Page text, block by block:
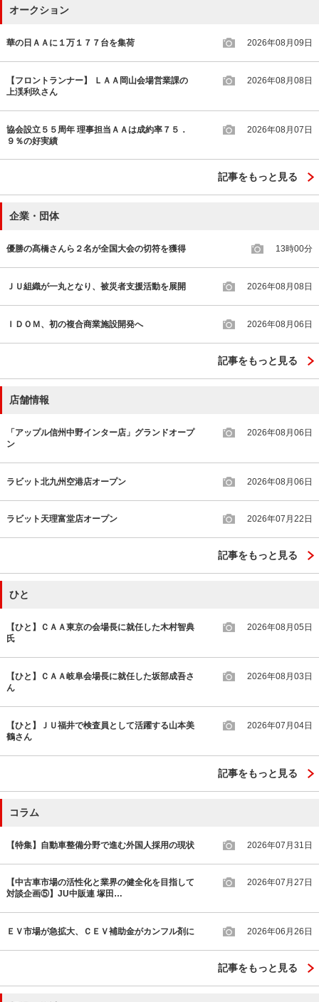
オークション
華の日ＡＡに１万１７７台を集荷 2026年08月09日
【フロントランナー】 ＬＡＡ岡山会場営業課の
上渓利玖さん
2026年08月08日
協会設立５５周年 理事担当ＡＡは成約率７５．
９％の好実績
2026年08月07日
記事をもっと見る
企業・団体
優勝の髙橋さんら２名が全国大会の切符を獲得 13時00分
ＪＵ組織が一丸となり、被災者支援活動を展開 2026年08月08日
ＩＤＯＭ、初の複合商業施設開発へ 2026年08月06日
記事をもっと見る
店舗情報
「アップル信州中野インター店」グランドオープ
ン
2026年08月06日
ラビット北九州空港店オープン 2026年08月06日
ラビット天理富堂店オープン 2026年07月22日
記事をもっと見る
ひと
【ひと】ＣＡＡ東京の会場長に就任した木村智典
氏
2026年08月05日
【ひと】ＣＡＡ岐阜会場長に就任した坂部成吾さ
ん
2026年08月03日
【ひと】ＪＵ福井で検査員として活躍する山本美
鶴さん
2026年07月04日
記事をもっと見る
コラム
【特集】自動車整備分野で進む外国人採用の現状 2026年07月31日
【中古車市場の活性化と業界の健全化を目指して
対談企画⑤】JU中販連 塚田…
2026年07月27日
ＥＶ市場が急拡大、ＣＥＶ補助金がカンフル剤に 2026年06月26日
記事をもっと見る